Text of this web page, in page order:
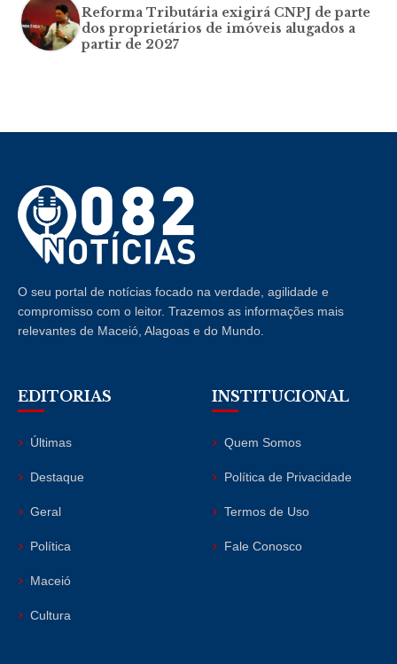
Reforma Tributária exigirá CNPJ de parte
dos proprietários de imóveis alugados a
partir de 2027
O seu portal de notícias focado na verdade, agilidade e
compromisso com o leitor. Trazemos as informações mais
relevantes de Maceió, Alagoas e do Mundo.
EDITORIAS
Últimas
Destaque
Geral
Política
Maceió
Cultura
INSTITUCIONAL
Quem Somos
Política de Privacidade
Termos de Uso
Fale Conosco